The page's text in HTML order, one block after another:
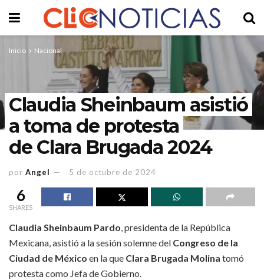
Inicio Nacional
Claudia Sheinbaum asistió
a toma de protesta
de Clara Brugada 2024
por Angel 5 de octubre de 2024
6
SHARES
Claudia Sheinbaum Pardo , presidenta de la República
Mexicana, asistió a la sesión solemne del Congreso de la
Ciudad de México en la que Clara Brugada Molina tomó
protesta como Jefa de Gobierno.